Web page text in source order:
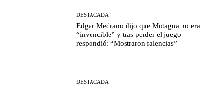
DESTACADA
Edgar Medrano dijo que Motagua no era
“invencible” y tras perder el juego
respondió: “Mostraron falencias”
DESTACADA